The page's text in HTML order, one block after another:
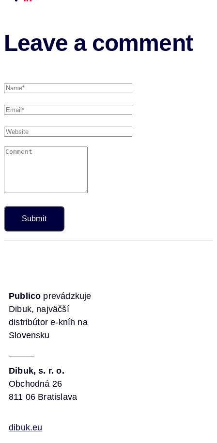
Leave a comment
Publico prevádzkuje
Dibuk, najväčší
distribútor e-kníh na
Slovensku
Dibuk, s. r. o.
Obchodná 26
811 06 Bratislava
dibuk.eu